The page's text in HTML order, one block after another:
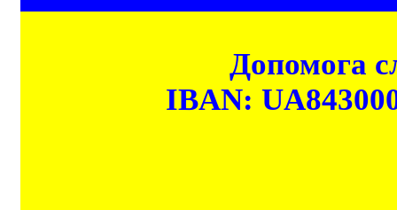
Допомога
IBAN: